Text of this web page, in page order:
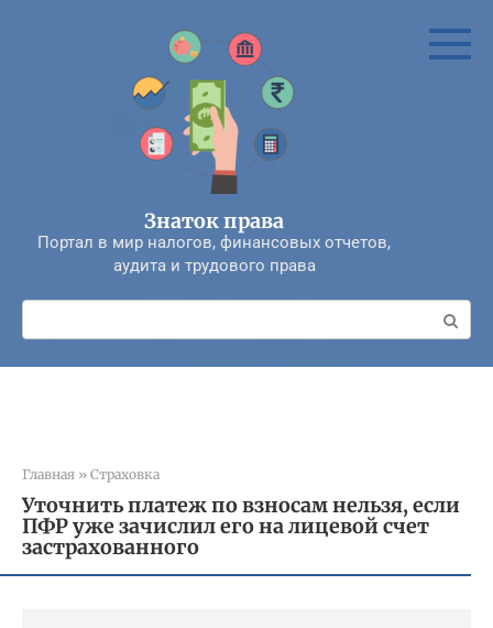
Знаток права
Портал в мир налогов, финансовых отчетов,
аудита и трудового права
Поиск:
Главная » Страховка
Уточнить платеж по взносам нельзя, если
ПФР уже зачислил его на лицевой счет
застрахованного